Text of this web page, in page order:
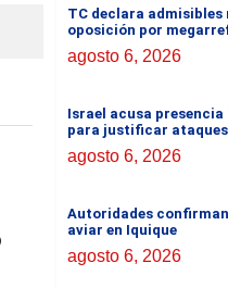
TC declara admisibles
oposición por
agosto 6, 2026
Israel acusa
para justificar
agosto 6, 2026
Autoridades
aviar en Iquique
agosto 6, 2026